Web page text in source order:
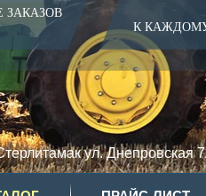
ЗАКАЗОВ
К
ул. Днепровская